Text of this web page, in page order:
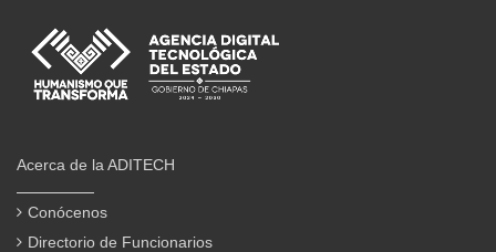
Acerca de la ADITECH
Conócenos
Directorio de Funcionarios